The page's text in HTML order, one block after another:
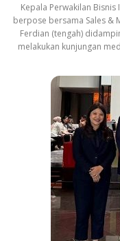
Kepala Perwakilan
berpose bersama Sales &
Ferdian (tengah)
melakukan kunjungan